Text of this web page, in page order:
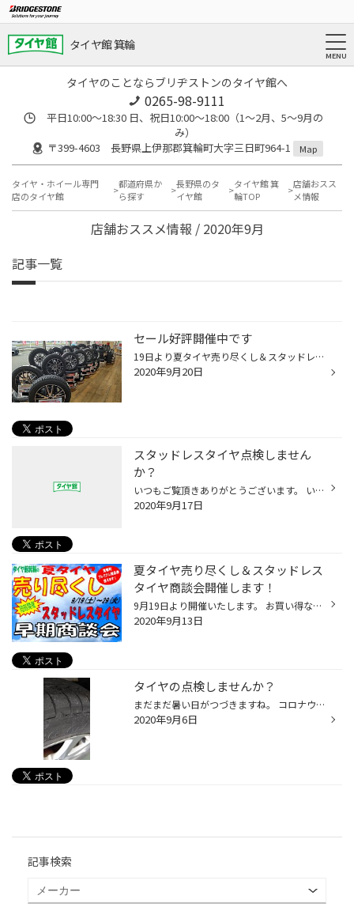
タイヤ館 箕輪
タイヤのことならブリヂストンのタイヤ館へ
0265-98-9111
平日10:00～18:30 日、祝日10:00～18:00（1～2月、5～9月の
み）
〒399-4603 長野県上伊那郡箕輪町大字三日町964-1
Map
タイヤ・ホイール専門
店のタイヤ館
都道府県か
ら探す
長野県のタ
イヤ館
タイヤ館 箕
輪TOP
店舗おスス
メ情報
店舗おススメ情報 / 2020年9月
記事一覧
セール好評開催中です
19日より夏タイヤ売り尽くし＆スタッドレスタイヤ早期商談会開催中です。 お買い得なアルミホイールセットを多数ご用意しております。 29日まで開催しております。ぜひご来店ください。お待ちしています！
2020年9月20日
スタッドレスタイヤ点検しません
か？
いつもご覧頂きありがとうございます。 いよいよ9月になりました。まだまだ暑い日が続きますが時期的には、スタッドレスタイヤを 点検しておく時期になりました。 シーズン手前で慌てる事の無い様、今からの準備をお勧め致します。 『まだ早い！』と思われるかも知れませんが、実際に袋から出して診...
2020年9月17日
夏タイヤ売り尽くし＆スタッドレス
タイヤ商談会開催します！
9月19日より開催いたします。 お買い得なアルミホイールセットも多数用意してお待ちしております。 是非お越しください。
2020年9月13日
タイヤの点検しませんか？
まだまだ暑い日がつづきますね。 コロナウィルス感染防止の為、今までとは違う車の使用状況だと思います。 お盆のお出かけも少なく、県外へのドライブも自粛しているとは思いまが、 車のタイヤは使用しなくても、空気圧は減少していきます。 タイヤは紫外線により、直射日光が当たるタイヤの外側は...
2020年9月6日
記事検索